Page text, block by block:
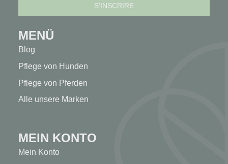
MENÜ
Blog
Pflege von Hunden
Pflege von Pferden
Alle unsere Marken
MEIN KONTO
Mein Konto